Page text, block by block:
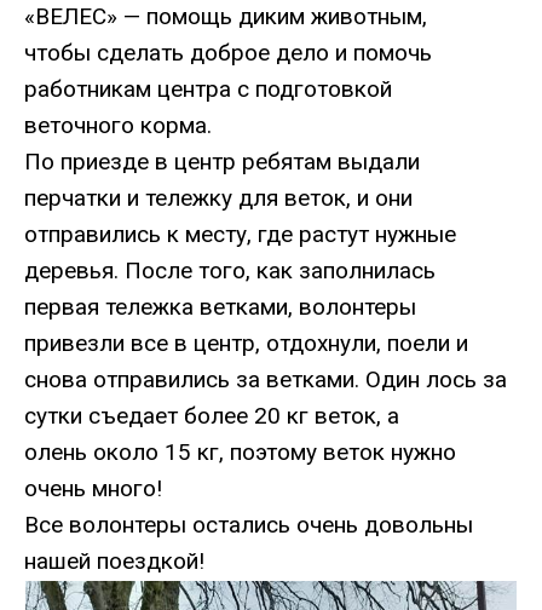
«ВЕЛЕС» — помощь диким животным,
чтобы сделать доброе дело и помочь
работникам центра с подготовкой
веточного корма.
По приезде в центр ребятам выдали
перчатки и тележку для веток, и они
отправились к месту, где растут нужные
деревья. После того, как заполнилась
первая тележка ветками, волонтеры
привезли все в центр, отдохнули, поели и
снова отправились за ветками. Один лось за
сутки съедает более 20 кг веток, а
олень около 15 кг, поэтому веток нужно
очень много!
Все волонтеры остались очень довольны
нашей поездкой!